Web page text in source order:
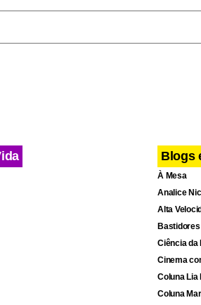
Blogs
À Mesa
Analice
Alta
Bastidores
Ciência da
Cinema
Coluna Lia
Coluna